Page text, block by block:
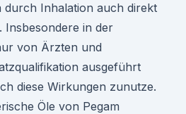
durch Inhalation auch direkt
Insbesondere in der
von Ärzten und
ausgeführt
diese Wirkungen zunutze.
Öle von Pegam